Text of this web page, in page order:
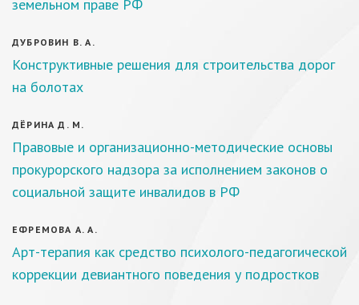
земельном праве РФ
ДУБРОВИН В. А.
Конструктивные решения для строительства дорог
на болотах
ДЁРИНА Д. М.
Правовые и организационно-методические основы
прокурорского надзора за исполнением законов о
социальной защите инвалидов в РФ
ЕФРЕМОВА А. А.
Арт-терапия как средство психолого-педагогической
коррекции девиантного поведения у подростков